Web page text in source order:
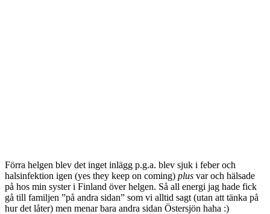
Förra helgen blev det inget inlägg p.g.a. blev sjuk i feber och
halsinfektion igen (yes they keep on coming) plus var och hälsade
på hos min syster i Finland över helgen. Så all energi jag hade fick
gå till familjen ”på andra sidan” som vi alltid sagt (utan att tänka på
hur det låter) men menar bara andra sidan Östersjön haha :)